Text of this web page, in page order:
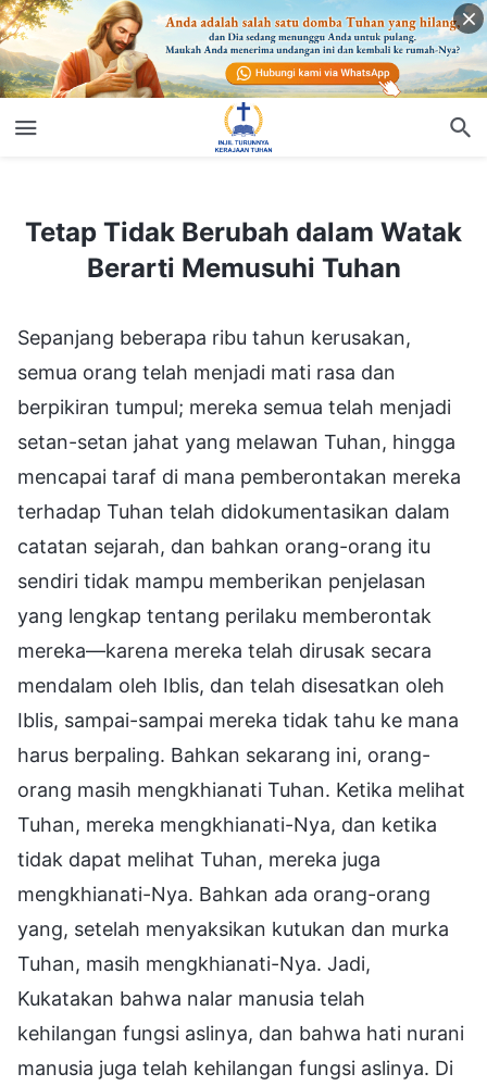
Tetap Tidak Berubah dalam Watak
Berarti Memusuhi Tuhan
Sepanjang beberapa ribu tahun kerusakan,
semua orang telah menjadi mati rasa dan
berpikiran tumpul; mereka semua telah menjadi
setan-setan jahat yang melawan Tuhan, hingga
mencapai taraf di mana pemberontakan mereka
terhadap Tuhan telah didokumentasikan dalam
catatan sejarah, dan bahkan orang-orang itu
sendiri tidak mampu memberikan penjelasan
yang lengkap tentang perilaku memberontak
mereka—karena mereka telah dirusak secara
mendalam oleh Iblis, dan telah disesatkan oleh
Iblis, sampai-sampai mereka tidak tahu ke mana
harus berpaling. Bahkan sekarang ini, orang-
orang masih mengkhianati Tuhan. Ketika melihat
Tuhan, mereka mengkhianati-Nya, dan ketika
tidak dapat melihat Tuhan, mereka juga
mengkhianati-Nya. Bahkan ada orang-orang
yang, setelah menyaksikan kutukan dan murka
Tuhan, masih mengkhianati-Nya. Jadi,
Kukatakan bahwa nalar manusia telah
kehilangan fungsi aslinya, dan bahwa hati nurani
manusia juga telah kehilangan fungsi aslinya. Di